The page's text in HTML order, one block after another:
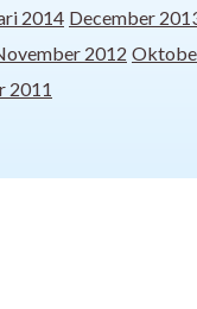
2014 December
2012
2011